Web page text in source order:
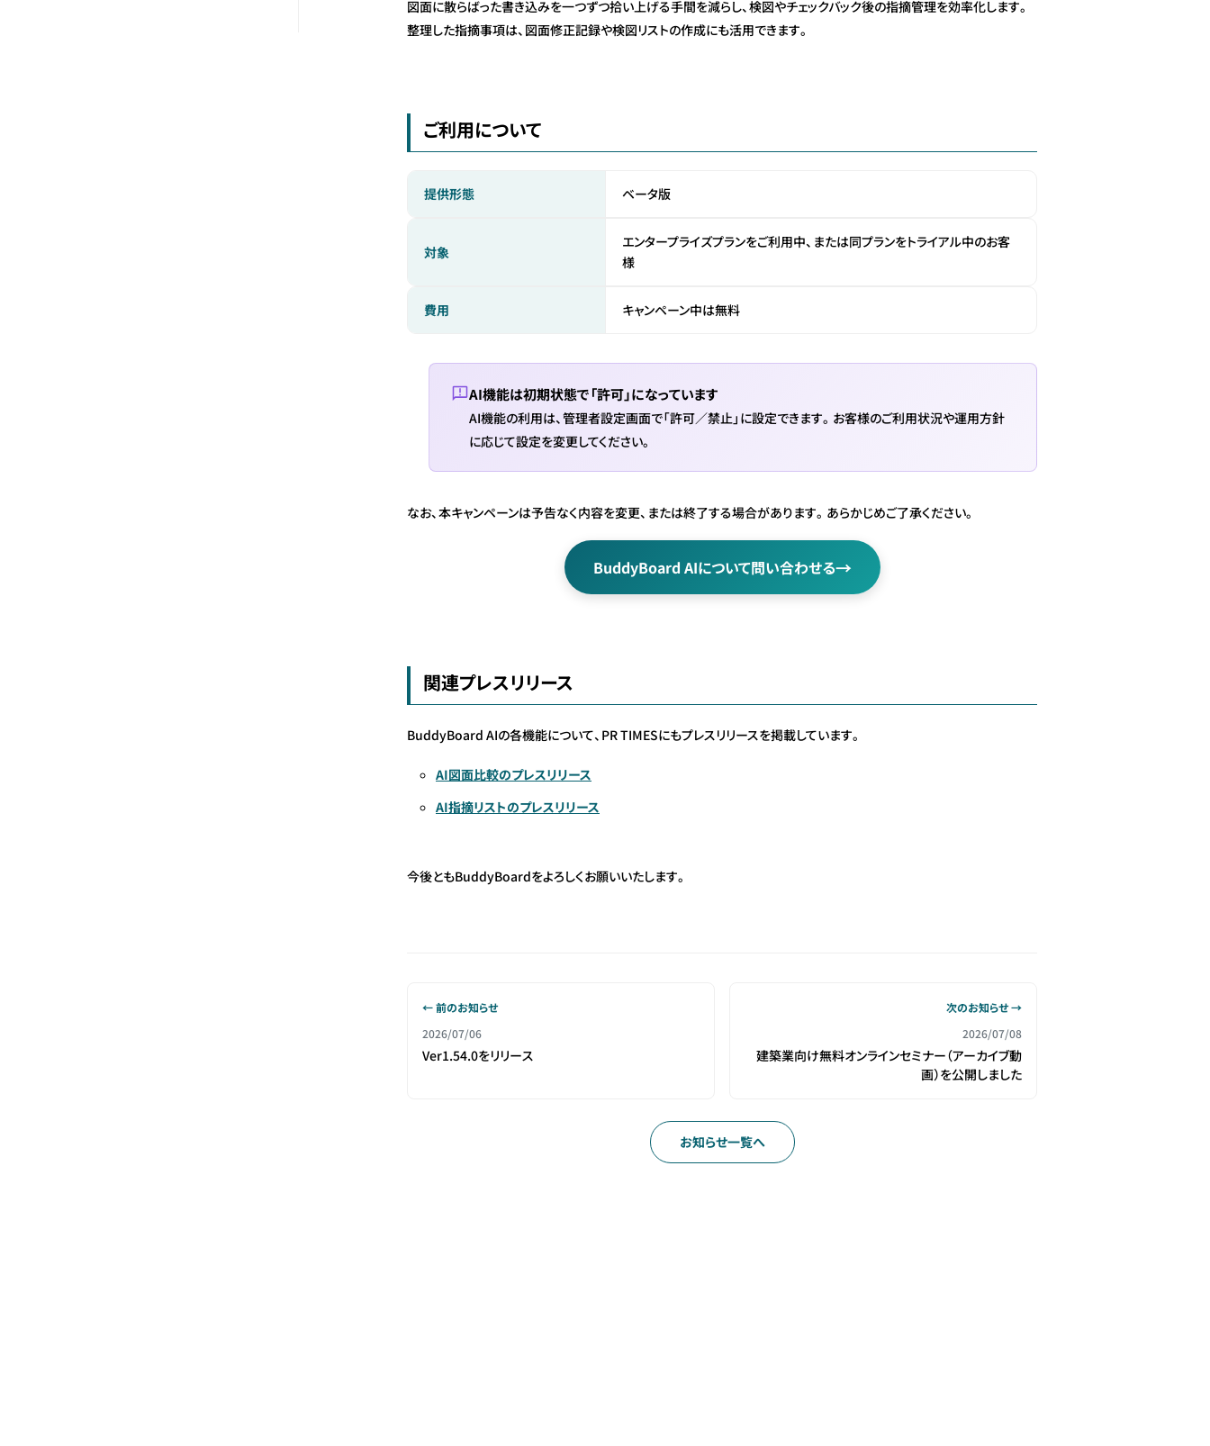
図面に散らばった書き込みを一つずつ拾い上げる手間を減らし、検図やチェックバック後の指摘管理を効率化します。
整理した指摘事項は、図面修正記録や検図リストの作成にも活用できます。
ご利用について
提供形態 ベータ版
対象
エンタープライズプランをご利用中、または同プランをトライアル中のお客
様
費用 キャンペーン中は無料
AI機能は初期状態で「許可」になっています
AI機能の利用は、管理者設定画面で「許可／禁止」に設定できます。お客様のご利用状況や運用方針
に応じて設定を変更してください。
なお、本キャンペーンは予告なく内容を変更、または終了する場合があります。あらかじめご了承ください。
BuddyBoard AIについて問い合わせる→
関連プレスリリース
BuddyBoard AIの各機能について、PR TIMESにもプレスリリースを掲載しています。
AI図面比較のプレスリリース
AI指摘リストのプレスリリース
今後ともBuddyBoardをよろしくお願いいたします。
← 前のお知らせ
2026/07/06
Ver1.54.0をリリース
次のお知らせ →
2026/07/08
建築業向け無料オンラインセミナー（アーカイブ動
画）を公開しました
お知らせ一覧へ